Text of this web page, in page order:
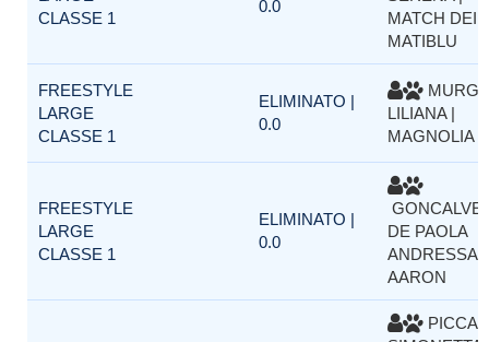
CLASSE 1
0.0
MATCH DEI
MATIBLU
FREESTYLE
LARGE
CLASSE 1
ELIMINATO |
0.0
LILIANA |
MAGNOLIA
FREESTYLE
LARGE
CLASSE 1
ELIMINATO |
0.0
DE PAOLA
ANDRESSA |
AARON